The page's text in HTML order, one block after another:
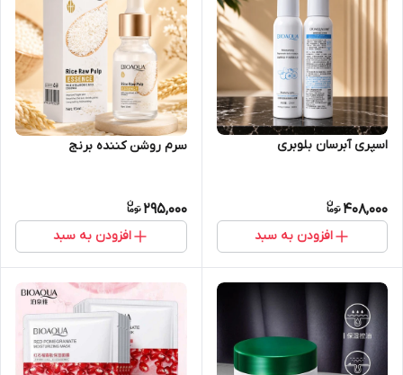
اسپری آبرسان بلوبری
408,000
افزودن به سبد
سرم روشن کننده برنج
295,000
افزودن به سبد